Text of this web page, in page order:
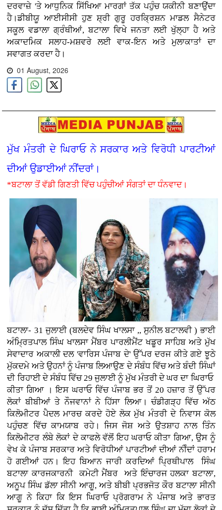
ਦਰਵਾਜ਼ੇ 'ਤੇ ਆਧੁਨਿਕ ਸਿੱਖਿਆ ਮਾਰਗਾਂ ਤੱਕ ਪਹੁੰਚ ਯਕੀਨੀ ਬਣਾਉਂਦਾ
ਹੈ।ਡੀਬੀਯੂ ਆਈਸੀਸੀ ਹੁਣ ਸ਼੍ਰੀ ਗੁਰੂ ਹਰਕ੍ਰਿਸ਼ਨ ਮਾਡਲ ਸੈਨੇਟਰ
ਸਕੂਲ ਵਡਾਲਾ ਗ੍ਰੰਥੀਆਂ, ਬਟਾਲਾ ਵਿਖੇ ਜਨਤਾ ਲਈ ਖੁੱਲ੍ਹਾ ਹੈ ਅਤੇ
ਅਕਾਦਮਿਕ ਸਲਾਹ-ਮਸ਼ਵਰੇ ਲਈ ਵਾਕ-ਇਨ ਅਤੇ ਮੁਲਾਕਾਤਾਂ ਦਾ
ਸਵਾਗਤ ਕਰਦਾ ਹੈ।
01 August, 2026
ਮੁੱਖ ਮੰਤਰੀ ਦੇ ਘਿਰਾਓ ਨੇ ਸਰਕਾਰ ਅਤੇ ਵਿਰੋਧੀ ਪਾਰਟੀਆਂ
ਦੀਆਂ ਉਡਾਈਆਂ ਨੀਂਦਰਾਂ।
*ਬਟਾਲਾ ਤੋਂ ਵੱਡੀ ਗਿਣਤੀ ਵਿੱਚ ਪਹੁੰਚੀਆਂ ਸੰਗਤਾਂ ਦਾ ਧੰਨਵਾਦ।
ਬਟਾਲਾ- 31 ਜੁਲਾਈ (ਬਲਦੇਵ ਸਿੰਘ ਖਾਲਸਾ ,, ਸੁਨੀਲ ਬਟਾਲਵੀ ) ਭਾਈ
ਅੰਮ੍ਰਿਤਪਾਲ ਸਿੰਘ ਖਾਲਸਾ ਮੈਂਬਰ ਪਾਰਲੀਮੈਂਟ ਖਡੂਰ ਸਾਹਿਬ ਅਤੇ ਮੁੱਖ
ਸੇਵਾਦਾਰ ਅਕਾਲੀ ਦਲ 'ਵਾਰਿਸ ਪੰਜਾਬ ਦੇ' ਉੱਪਰ ਦਰਜ ਕੀਤੇ ਗਏ ਝੂਠੇ
ਮੁੱਕਦਮੇ ਅਤੇ ਉਹਨਾਂ ਨੂੰ ਪੰਜਾਬ ਲਿਆਉਣ ਦੇ ਸੰਬੰਧ ਵਿੱਚ ਅਤੇ ਬੰਦੀ ਸਿੰਘਾਂ
ਦੀ ਰਿਹਾਈ ਦੇ ਸੰਬੰਧ ਵਿੱਚ 29 ਜੁਲਾਈ ਨੂੰ ਮੁੱਖ ਮੰਤਰੀ ਦੇ ਘਰ ਦਾ ਘਿਰਾਓ
ਕੀਤਾ ਗਿਆ । ਇਸ ਘਰਾਓ ਵਿੱਚ ਪੰਜਾਬ ਭਰ ਤੋਂ 20 ਹਜ਼ਾਰ ਤੋਂ ਉੱਪਰ
ਲੋਕਾਂ ਬੀਬੀਆਂ ਤੇ ਨੌਜਵਾਨਾਂ ਨੇ ਹਿੱਸਾ ਲਿਆ। ਚੰਡੀਗੜ੍ਹ ਵਿੱਚ ਅੱਠ
ਕਿਲੋਮੀਟਰ ਪੈਦਲ ਮਾਰਚ ਕਰਦੇ ਹੋਏ ਲੋਕ ਮੁੱਖ ਮੰਤਰੀ ਦੇ ਨਿਵਾਸ ਕੋਲ
ਪਹੁੰਚਣ ਵਿੱਚ ਕਾਮਯਾਬ ਰਹੇ। ਜਿਸ ਜੋਸ਼ ਅਤੇ ਉਤਸ਼ਾਹ ਨਾਲ ਤਿੰਨ
ਕਿਲੋਮੀਟਰ ਲੰਬੇ ਲੋਕਾਂ ਦੇ ਕਾਫਲੇ ਵੱਲੋਂ ਇਹ ਘਰਾਓ ਕੀਤਾ ਗਿਆ, ਉਸ ਨੂੰ
ਵੇਖ ਕੇ ਪੰਜਾਬ ਸਰਕਾਰ ਅਤੇ ਵਿਰੋਧੀਆਂ ਪਾਰਟੀਆਂ ਦੀਆਂ ਨੀੰਦਾਂ ਹਰਾਮ
ਹੋ ਗਈਆਂ ਹਨ। ਇਹ ਬਿਆਨ ਜਾਰੀ ਕਰਦਿਆਂ ਪ੍ਰਿਥੀਪਾਲ ਸਿੰਘ
ਬਟਾਲਾ ਕਾਰਜਕਾਰਨੀ ਕਮੇਟੀ ਮੈਂਬਰ ਅਤੇ ਇੰਚਾਰਜ ਹਲਕਾ ਬਟਾਲਾ,
ਅਨੂਪ ਸਿੰਘ ਡੱਲਾ ਸੀਨੀ ਆਗੂ, ਅਤੇ ਬੀਬੀ ਪ੍ਰਭਜੋਤ ਕੌਰ ਬਟਾਲਾ ਸੀਨੀ
ਆਗੂ ਨੇ ਕਿਹਾ ਕਿ ਇਸ ਘਿਰਾਓ ਪ੍ਰੋਗਰਾਮ ਨੇ ਪੰਜਾਬ ਅਤੇ ਭਾਰਤ